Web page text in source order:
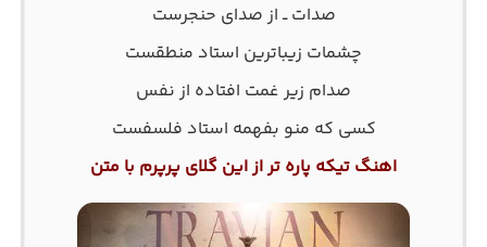
ﺻﺪات ــ از ﺻﺪای ﺣﻨﺠﺮﺳﺖ
ﭼﺸﻤﺎت زﻳﺒﺎﺗﺮﻳﻦ اﺳﺘﺎد ﻣﻨﻄﻘﺴﺖ
ﺻﺪام زﻳﺮ ﻏﻤﺖ اﻓﺘﺎده از ﻧﻔﺲ
ﻛﺴﻰ ﻛﻪ ﻣﻨﻮ ﺑﻔﻬﻤﻪ اﺳﺘﺎد ﻓﻠﺴﻔﺴﺖ
اهنگ تیکه پاره تر از این گلای پرپرم با متن